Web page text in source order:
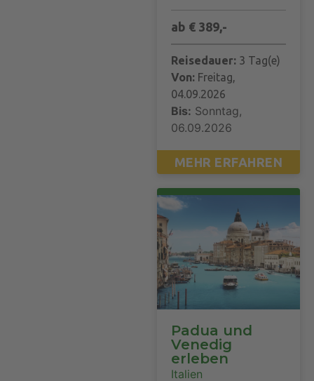
ab € 389,-
Reisedauer: 3 Tag(e)
Von: Freitag,
04.09.2026
Bis: Sonntag,
06.09.2026
MEHR ERFAHREN
Padua und
Venedig
erleben
Italien